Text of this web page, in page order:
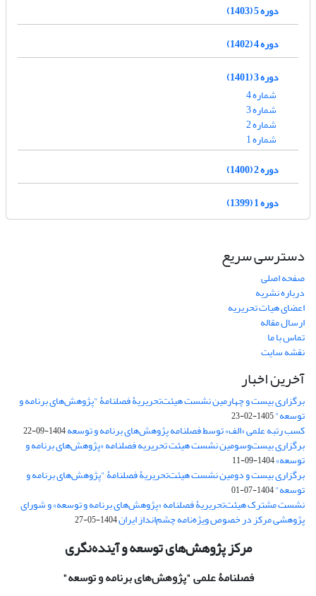
دوره 5 (1403)
دوره 4 (1402)
دوره 3 (1401)
شماره 4
شماره 3
شماره 2
شماره 1
دوره 2 (1400)
دوره 1 (1399)
دسترسی سریع
صفحه اصلی
درباره نشریه
اعضای هیات تحریریه
ارسال مقاله
تماس با ما
نقشه سایت
آخرین اخبار
برگزاری بیست و چهارمین نشست هیئت‌تحریریۀ فصلنامۀ "پژوهش‌های برنامه و
توسعه"1405-02-23
کسب رتبه علمی «الف» توسط فصلنامه پژوهش‌های برنامه و توسعه1404-09-22
برگزاری بیست‌وسومین نشست هیئت‌ تحریریه فصلنامه «پژوهش‌های برنامه و
توسعه»1404-09-11
برگزاری بیست و دومین نشست هیئت‌تحریریۀ فصلنامۀ "پژوهش‌های برنامه و
توسعه"1404-07-01
نشست مشترک هیئت‌تحریریۀ فصلنامه «پژوهش‌های برنامه و توسعه» و شورای
پژوهشی مرکز در خصوص ویژه‌نامه چشم‌انداز ایران1404-05-27
مرکز پژوهش‌های توسعه و آینده‌نگری
فصلنامۀ علمی"پژوهش‌های برنامه و توسعه"